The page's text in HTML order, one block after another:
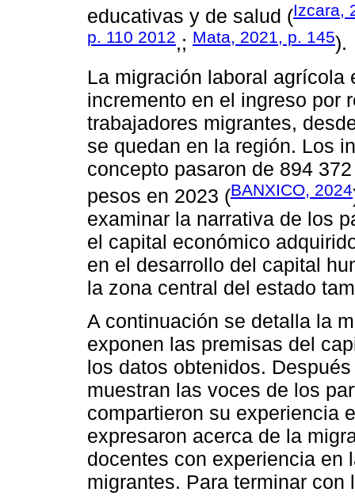
educativas y de salud (Izcara,
p. 110 2012,; Mata, 2021, p. 145).
La migración laboral agrícola
incremento en el ingreso por
trabajadores migrantes,
se quedan en la región. Los
concepto pasaron de 894
pesos en 2023 (BANXICO, 2024
examinar la narrativa de los
el capital económico
en el desarrollo del capital
la zona central del estado
A continuación se detalla la
exponen las premisas del
los datos obtenidos.
muestran las voces de los
compartieron su experiencia
expresaron acerca de la
docentes con experiencia en
migrantes. Para terminar